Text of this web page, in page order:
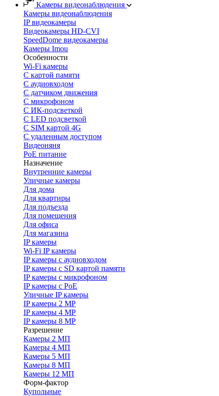
Камеры видеонаблюдения
Камеры видеонаблюдения
IP видеокамеры
Видеокамеры HD-CVI
SpeedDome видеокамеры
Камеры Imou
Особенности
Wi-Fi камеры
С картой памяти
С аудиовходом
С датчиком движения
С микрофоном
С ИК-подсветкой
С LED подсветкой
C SIM картой 4G
C удаленным доступом
Видеоняня
PoE питание
Назначение
Внутренние камеры
Уличные камеры
Для дома
Для квартиры
Для подъезда
Для помещения
Для офиса
Для магазина
IP камеры
Wi-Fi IP камеры
IP камеры с аудиовходом
IP камеры с SD картой памяти
IP камеры с микрофоном
IP камеры с PoE
Уличные IP камеры
IP камеры 2 MP
IP камеры 4 MP
IP камеры 8 MP
Разрешение
Камеры 2 МП
Камеры 4 МП
Камеры 5 МП
Камеры 8 МП
Камеры 12 МП
Форм-фактор
Купольные